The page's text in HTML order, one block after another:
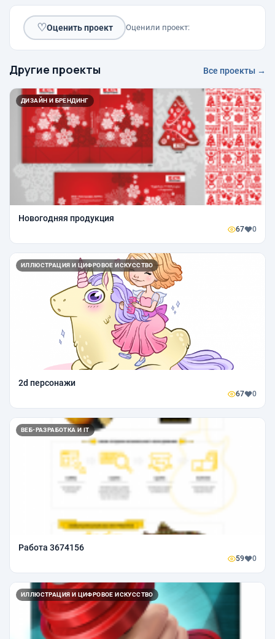
♡Оценить проект Оценили проект:
Другие проекты Все проекты →
ДИЗАЙН И БРЕНДИНГ
Новогодняя продукция
67 0
ИЛЛЮСТРАЦИЯ И ЦИФРОВОЕ ИСКУССТВО
2d персонажи
67 0
ВЕБ-РАЗРАБОТКА И IT
Работа 3674156
59 0
ИЛЛЮСТРАЦИЯ И ЦИФРОВОЕ ИСКУССТВО